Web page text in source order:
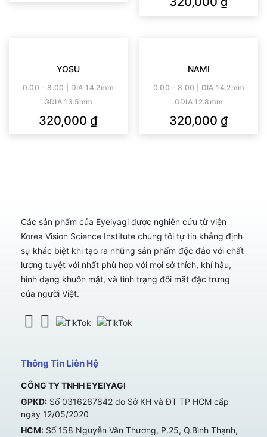
YOSU
0.00 - 8.00 | DIA 14.2mm
GDIA 13.5mm
320,000 ₫
NAMI
0.00 - 8.00 | DIA 14.2mm
GDIA 12.8mm
320,000 ₫
Các sản phẩm của Eyeiyagi được nghiên cứu từ viện
Korea Vision Science Institute chúng tôi tự tin khẳng định
sự khác biệt khi tạo ra những sản phẩm độc đáo với chất
lượng tuyệt với nhất phù hợp với mọi sở thích, khí hậu,
hình dạng khuôn mặt, và tình trạng đôi mắt đặc trưng
của người Việt.
Thông Tin Liên Hệ
CÔNG TY TNHH EYEIYAGI
GPKD: Số 0316267842 do Sở KH và ĐT TP HCM cấp
ngày 12/05/2020
HCM: Số 158 Nguyễn Văn Thương, P.25, Q.Bình Thạnh,